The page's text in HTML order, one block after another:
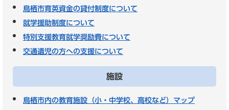
鳥栖市育英資金の貸付制度について
就学援助制度について
特別支援教育就学奨励費について
交通遺児の方への支援について
施設
鳥栖市内の教育施設（小・中学校、高校など）マップ